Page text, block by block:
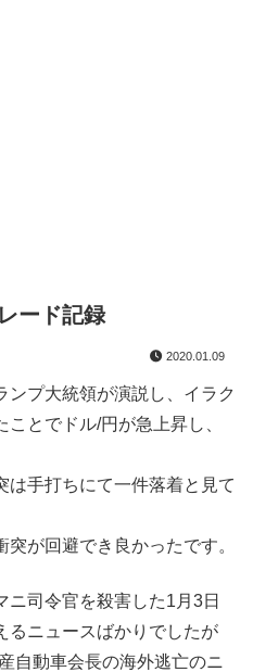
ード記録
2020.01.09
プ大統領が演説し、イラク
とでドル/円が急上昇し、
は手打ちにて一件落着と見て
が回避でき良かったです。
ニ司令官を殺害した1月3日
るニュースばかりでしたが
自動車会長の海外逃亡のニ